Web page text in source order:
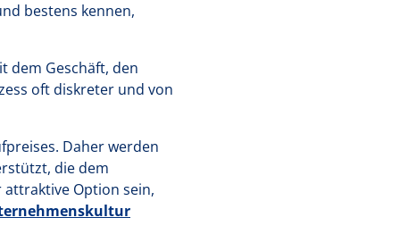
bestens kennen,
dem Geschäft, den
oft diskreter und von
Daher werden
die dem
attraktive Option sein,